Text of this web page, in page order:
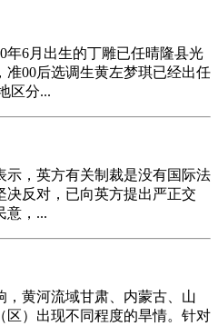
年6月出生的丁雕已任晴隆县光
准00后选调生黄左梦琪已经出任
区分...
示，英方有关制裁是没有国际法
反对，已向英方提出严正交
意，...
黄河流域甘肃、内蒙古、山
区）出现不同程度的旱情。针对